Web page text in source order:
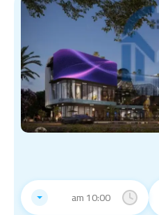
10:00 am